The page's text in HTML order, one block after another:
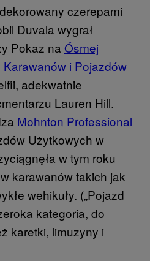
czerepami
Duvala wygrał
Pokaz na Ósmej
i Pojazdów
adekwatnie
Lauren Hill.
Mohnton Professional
Użytkowych w
w tym roku
karawanów takich jak
wehikuły. („Pojazd
kategoria, do
karetki, limuzyny i